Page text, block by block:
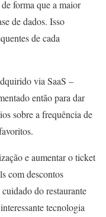
forma que a maior
de dados. Isso
de cada
via SaaS –
então para dar
sobre a frequência de
e aumentar o ticket
com descontos
do restaurante
tecnologia